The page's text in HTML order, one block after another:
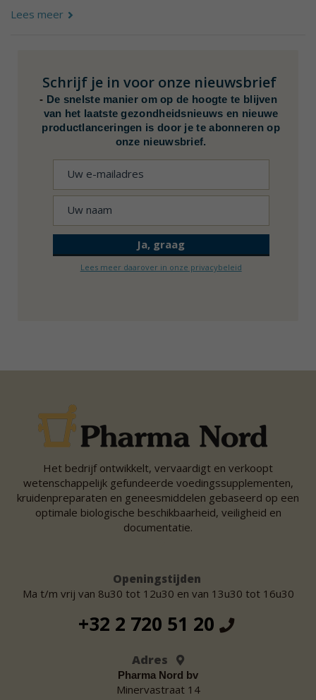
Lees meer
Schrijf je in voor onze nieuwsbrief
- De snelste manier om op de hoogte te blijven
van het laatste gezondheidsnieuws en nieuwe
productlanceringen is door je te abonneren op
onze nieuwsbrief.
Lees meer daarover in onze privacybeleid
Het bedrijf ontwikkelt, vervaardigt en verkoopt
wetenschappelijk gefundeerde voedingssupplementen,
kruidenpreparaten en geneesmiddelen gebaseerd op een
optimale biologische beschikbaarheid, veiligheid en
documentatie.
Openingstijden
Ma t/m vrij van 8u30 tot 12u30 en van 13u30 tot 16u30
+32 2 720 51 20
Adres
Pharma Nord bv
Minervastraat 14